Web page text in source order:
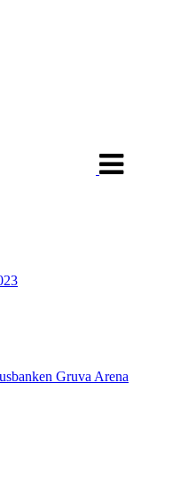
Gruva Arena